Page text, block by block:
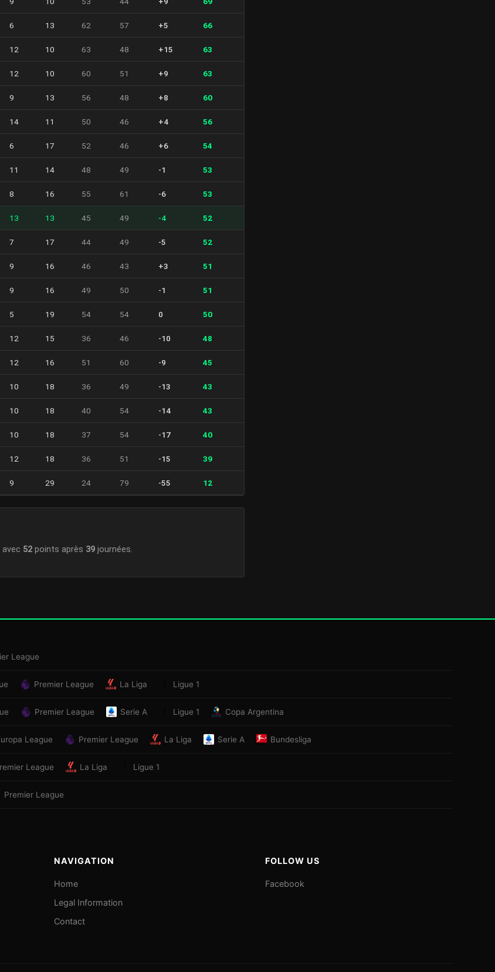
6 13 62 57 +5 66
12 10 63 48 +15 63
12 10 60 51 +9 63
9 13 56 48 +8 60
14 11 50 46 +4 56
6 17 52 46 +6 54
11 14 48 49 -1 53
8 16 55 61 -6 53
13 13 45 49 -4 52
7 17 44 49 -5 52
9 16 46 43 +3 51
9 16 49 50 -1 51
5 19 54 54 0 50
12 15 36 46 -10 48
12 16 51 60 -9 45
10 18 36 49 -13 43
10 18 40 54 -14 43
10 18 37 54 -17 40
12 18 36 51 -15 39
9 29 24 79 -55 12
avec 52 points après 39 journées.
League
Premier League La Liga Ligue 1
Premier League Serie A Ligue 1 Copa Argentina
League Premier League La Liga Serie A Bundesliga
League La Liga Ligue 1
Premier League
NAVIGATION
Home
Legal Information
Contact
FOLLOW US
Facebook